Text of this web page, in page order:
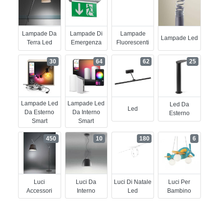
Lampade Da
Terra Led
Lampade Di
Emergenza
Lampade
Fluorescenti
Lampade Led
Lampade Led
Da Esterno
Smart
30
Lampade Led
Da Interno
Smart
64
Led
62
Led Da
Esterno
25
Luci
Accessori
450
Luci Da
Interno
10
Luci Di Natale
Led
180
Luci Per
Bambino
6